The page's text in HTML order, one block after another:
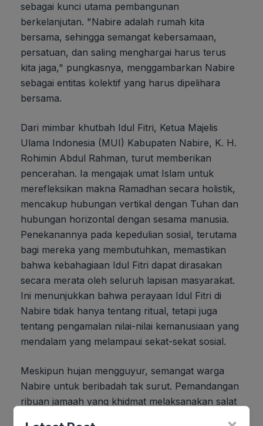
sebagai kunci utama pembangunan
berkelanjutan. "Nabire adalah rumah kita
bersama, sehingga semangat kebersamaan,
persatuan, dan saling menghargai harus terus
kita jaga," pungkasnya, menggambarkan Nabire
sebagai entitas kolektif yang harus dipelihara
bersama.
Dari mimbar khutbah Idul Fitri, Ketua Majelis
Ulama Indonesia (MUI) Kabupaten Nabire, K. H.
Rohimin Abdul Rahman, turut memberikan
pencerahan. Ia mengajak umat Islam untuk
merefleksikan makna Ramadhan secara holistik,
mencakup hubungan vertikal dengan Tuhan dan
hubungan horizontal dengan sesama manusia.
Penekanannya pada kepedulian sosial, terutama
bagi mereka yang membutuhkan, memastikan
bahwa kebahagiaan Idul Fitri dapat dirasakan
secara merata oleh seluruh lapisan masyarakat.
Ini menunjukkan bahwa perayaan Idul Fitri di
Nabire tidak hanya tentang ritual, tetapi juga
tentang pengamalan nilai-nilai kemanusiaan yang
mendalam yang melampaui sekat-sekat sosial.
Meskipun hujan mengguyur, semangat warga
Nabire untuk beribadah tak surut. Pemandangan
ribuan jamaah yang khidmat melaksanakan salat